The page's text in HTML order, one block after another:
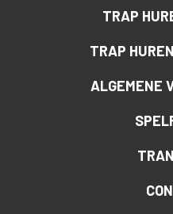
TRAP
TRAP
ALGEMENE